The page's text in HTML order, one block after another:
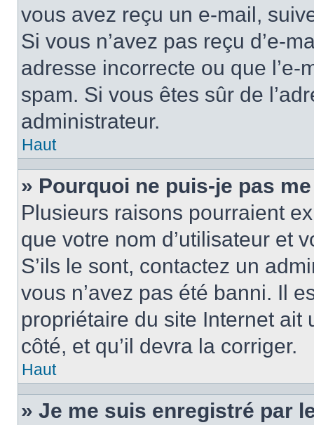
vous avez reçu un e-mail,
Si vous n’avez pas reçu d’e-
adresse incorrecte ou que
spam. Si vous êtes sûr de
administrateur.
Haut
» Pourquoi ne puis-je pas
Plusieurs raisons pourraient
que votre nom d’utilisateur et
S’ils le sont, contactez un
vous n’avez pas été banni. Il
propriétaire du site Internet
côté, et qu’il devra la corriger.
Haut
» Je me suis enregistré par